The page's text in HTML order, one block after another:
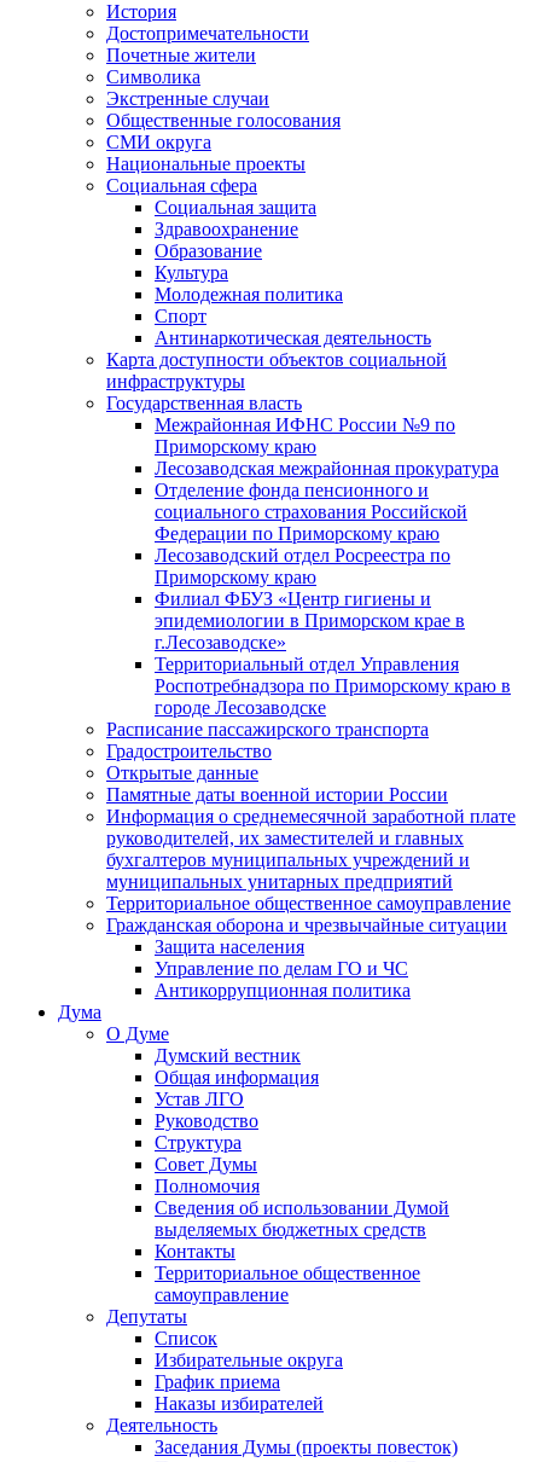
История
Достопримечательности
Почетные жители
Символика
Экстренные случаи
Общественные голосования
СМИ округа
Национальные проекты
Социальная сфера
Социальная защита
Здравоохранение
Образование
Культура
Молодежная политика
Спорт
Антинаркотическая деятельность
Карта доступности объектов социальной
инфраструктуры
Государственная власть
Межрайонная ИФНС России №9 по
Приморскому краю
Лесозаводская межрайонная прокуратура
Отделение фонда пенсионного и
социального страхования Российской
Федерации по Приморскому краю
Лесозаводский отдел Росреестра по
Приморскому краю
Филиал ФБУЗ «Центр гигиены и
эпидемиологии в Приморском крае в
г.Лесозаводске»
Территориальный отдел Управления
Роспотребнадзора по Приморскому краю в
городе Лесозаводске
Расписание пассажирского транспорта
Градостроительство
Открытые данные
Памятные даты военной истории России
Информация о среднемесячной заработной плате
руководителей, их заместителей и главных
бухгалтеров муниципальных учреждений и
муниципальных унитарных предприятий
Территориальное общественное самоуправление
Гражданская оборона и чрезвычайные ситуации
Защита населения
Управление по делам ГО и ЧС
Антикоррупционная политика
Дума
О Думе
Думский вестник
Общая информация
Устав ЛГО
Руководство
Структура
Совет Думы
Полномочия
Сведения об использовании Думой
выделяемых бюджетных средств
Контакты
Территориальное общественное
самоуправление
Депутаты
Список
Избирательные округа
График приема
Наказы избирателей
Деятельность
Заседания Думы (проекты повесток)